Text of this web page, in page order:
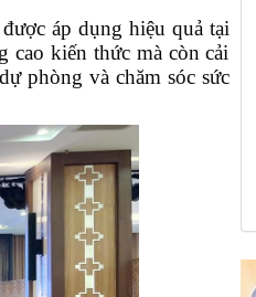
áp dụng hiệu quả tại
kiến thức mà còn cải
phòng và chăm sóc sức